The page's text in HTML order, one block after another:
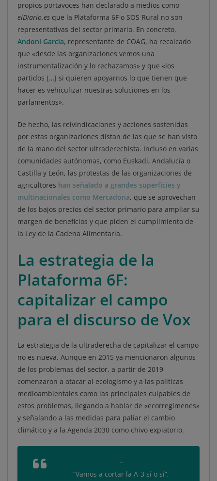
propios portavoces han declarado a medios como
elDiario.es que la Plataforma 6F o SOS Rural no son
representativas del sector primario. En concreto,
Andoni García, representante de COAG, ha recalcado
que «desde las organizaciones vemos una
instrumentalización y lo rechazamos» y que «los
partidos […] si quieren apoyarnos lo que tienen que
hacer es vehiculizar nuestras soluciones en los
parlamentos».
De hecho, las reivindicaciones y acciones sostenidas
por estas organizaciones distan de las que se han visto
de la mano del sector ultraderechista. Incluso en varias
comunidades autónomas, como Euskadi, Andalucía o
Castilla y León, las protestas de las organizaciones de
agricultores han señalado a grandes superficies y
multinacionales como Mercadona, que se aprovechan
de los bajos precios del sector primario para ampliar su
margen de beneficios y que piden el cumplimiento de
la Ley de la Cadena Alimentaria.
La estrategia de la
Plataforma 6F:
capitalizar el campo
para el discurso de Vox
La estrategia de la ultraderecha de capitalizar el campo
no es nueva. Aunque en 2015 ya mencionaron algunos
de los problemas del sector, a partir de 2019
comenzaron a atacar al ecologismo y a las políticas
medioambientales como las principales culpables de
estos problemas, llegando a hablar de «ecorregímenes»
y señalando a las medidas para paliar el cambio
climático y a la Agenda 2030 como chivo expiatorio.
–
“Vamos a cortar la A-3 sí o sí”,